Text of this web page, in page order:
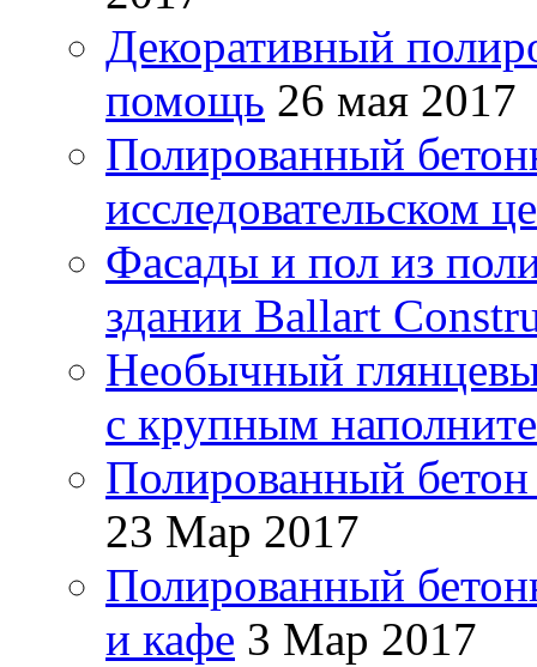
Декоративный
помощь 26 мая 2017
Полированный
исследовательском
Фасады и пол из
здании Ballart
Необычный
с крупным
Полированный бетон
23 Мар 2017
Полированный
и кафе 3 Мар 2017